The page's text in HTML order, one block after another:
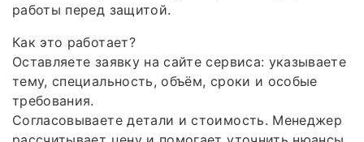
работы перед защитой.
Как это работает?
Оставляете заявку на сайте сервиса: указываете
тему, специальность, объём, сроки и особые
требования.
Согласовываете детали и стоимость. Менеджер